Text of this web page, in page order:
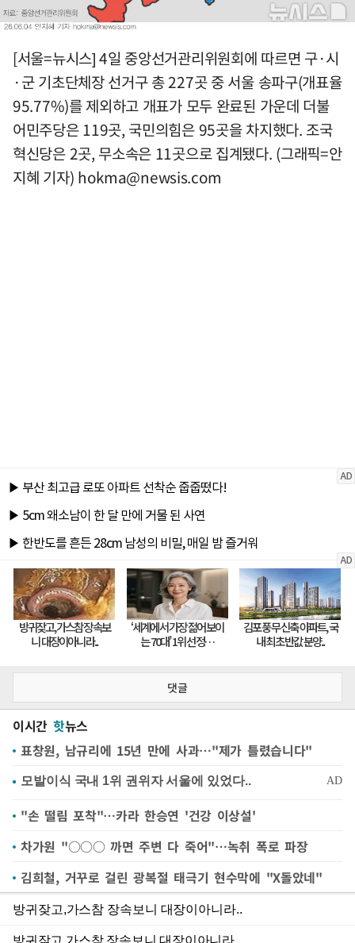
[서울=뉴시스] 4일 중앙선거관리위원회에 따르면 구·시
·군 기초단체장 선거구 총 227곳 중 서울 송파구(개표율
95.77%)를 제외하고 개표가 모두 완료된 가운데 더불
어민주당은 119곳, 국민의힘은 95곳을 차지했다. 조국
혁신당은 2곳, 무소속은 11곳으로 집계됐다. (그래픽=안
지혜 기자) hokma@newsis.com
댓글
이시간 핫뉴스
표창원, 남규리에 15년 만에 사과…"제가 틀렸습니다"
"손 떨림 포착"…카라 한승연 '건강 이상설'
차가원 "○○○ 까면 주변 다 죽어"…녹취 폭로 파장
김희철, 거꾸로 걸린 광복절 태극기 현수막에 "X돌았네"